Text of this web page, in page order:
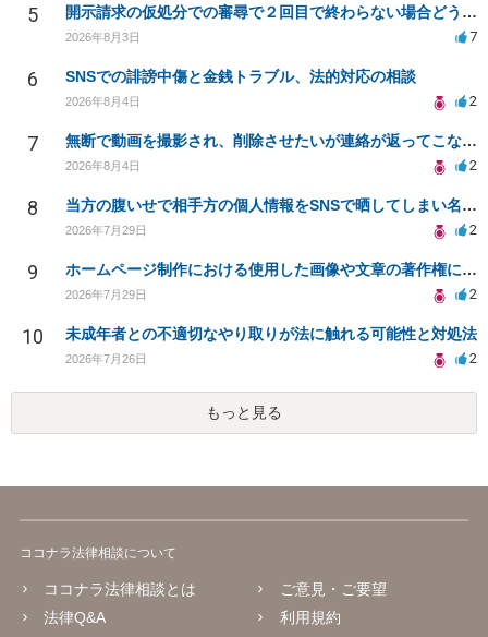
5 開示請求の仮処分での審尋で２回目で終わらない場合どうしたらいいですか
2026年8月3日 7
6 SNSでの誹謗中傷と金銭トラブル、法的対応の相談
2026年8月4日 2
7 無断で動画を撮影され、削除させたいが連絡が返ってこない。
2026年8月4日 2
8 当方の腹いせで相手方の個人情報をSNSで晒してしまい名誉毀損させてしまったかもしれない
2026年7月29日 2
9 ホームページ制作における使用した画像や文章の著作権について
2026年7月29日 2
10 未成年者との不適切なやり取りが法に触れる可能性と対処法
2026年7月26日 2
もっと見る
ココナラ法律相談について
ココナラ法律相談とは
法律Q&A
ご意見・ご要望
利用規約